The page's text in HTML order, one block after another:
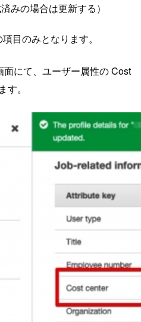
みの場合は更新する）
目のみとなります。
にて、ユーザー属性の Cost
。